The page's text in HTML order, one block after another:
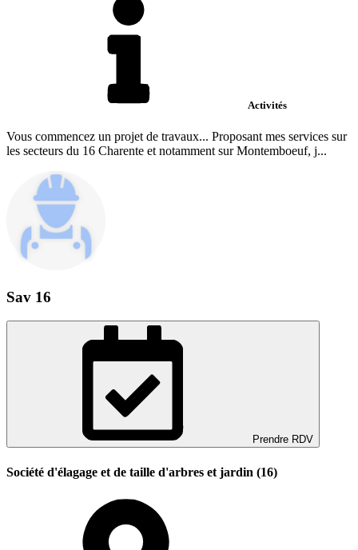
Activités
Vous commencez un projet de travaux... Proposant mes services sur
les secteurs du 16 Charente et notamment sur Montemboeuf, j...
Sav 16
Prendre RDV
Société d'élagage et de taille d'arbres et jardin (16)